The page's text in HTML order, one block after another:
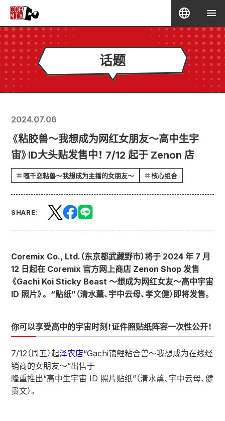
话题
2024.07.06
《粘胶兽～我想成为网红女朋友～高中生宇
宙》ID大头贴发售中！ 7/12 起于 Zenon 店
嘎千恋粘兽～我想成为主播的女朋友～ 核心组合
SHARE:
Coremix Co., Ltd.（东京都武藏野市）将于 2024 年 7 月
12 日起在 Coremix 官方网上商店 Zenon Shop 发售
《Gachi Koi Sticky Beast ～想成为网红女友～高中宇宙
ID 照片》。 “贴纸”（清水薰、宇中云母、孝文健）即将发售。
你可以享受高中的宇宙时刻！证件照贴纸阵容一次性公开！
7/12（周五）起泽农店“Gachi锦鲤粘合兽〜我想成为在线经
销商的女朋友〜”出售于
隆重推出“高中生宇宙 ID 照片贴纸”（清水薰、宇中云母、健
贵文）。